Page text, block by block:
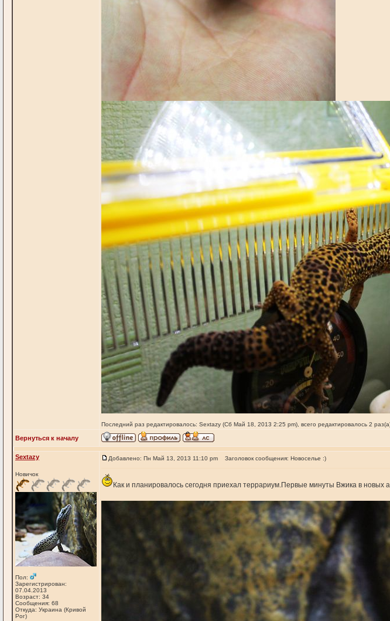
Последний раз редактировалось: Sextazy (Сб Май 18, 2013 2:25 pm), всего редактировалось 2
Вернуться к началу
Sextazy
Новичок
Пол:
Зарегистрирован:
07.04.2013
Возраст: 34
Сообщения: 68
Откуда: Украина (Кривой
Рог)
Добавлено: Пн Май 13, 2013 11:10 pm Заголовок сообщения: Новоселье :)
Как и планировалось сегодня приехал террариум.Первые минуты Вжика в